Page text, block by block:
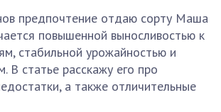
предпочтение отдаю сорту Маша
повышенной выносливостью к
стабильной урожайностью и
В статье расскажу его про
а также отличительные